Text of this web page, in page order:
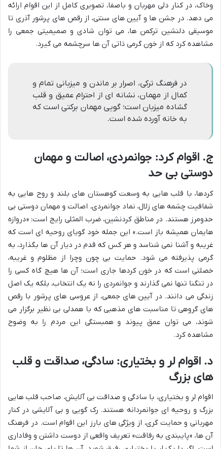
وخاک، در کنار دلی مهربان و باصفا، تصویری کامل از این اقوام ارائه
می دهد. در جشن ها و آیین های سنتی، از رقص های پرشور آذری تا
موسیقی دلنشین ترکمن ها، می توان شادی و صمیمیتی جمعی را
مشاهده کرد که از خون گرمی ذاتی آن ها سرچشمه می گیرد.
در فرهنگ ترکی، اصرار بر ماندن و میزبانی تمام و
کمال از مهمان، نشانه ای از احترام عمیق و قلب
گشاده میزبان است؛ گویی مهمان برکتی است که
به خانه آورده شده است.
ج. اقوام کرد: جوانمردی، اصالت و مهمان
دوستی بی حد
کردها، با قلب هایی به وسعت کوهستان های بلند و روح هایی به
شفافیت چشمه های زلال، نماد جوانمردی، اصالت و مهمان دوستی بی
حدومرز هستند. در مناطق کردنشین، ضرب المثلی رایج است: «دروازه
هایمان همیشه باز است.» این جمله خود گویای روحیه ای است که
غریبه و آشنا نمی شناسد و هر کس که قدم در دیار آن ها بگذارد، به
گرمی پذیرفته می شود. حمایت بی چون وچرا از مظلوم و غریبه،
خصلتی است که در خون کردها جاری است؛ آن ها هیچ گاه کسی را
در تنگنا تنها نمی گذارند و جوانمردی را نه یک انتخاب، بلکه یک اصل
زندگی می دانند. در آیین های جمعی، از عروسی های پرشور با رقص
های گروهی تا مناسبت های مذهبی که با همدلی بی نظیر برگزار می
شوند، می توان عمق پیوند و همبستگی این مردم را به وضوح
مشاهده کرد.
د. اقوام لر و بختیاری: سادگی، صداقت و قلب
های بزرگ
اقوام لر و بختیاری، با سادگی و صداقت بی آلایش، صاحب قلب هایی
بزرگ و روحیه ای جوانمردانه هستند. رک گویی و بی آلایشی در کنار
مهربانی و حمایت گری، از ویژگی های بارز این اقوام است. در فرهنگ
آن ها، «پایبندی به رفاقت» تعریف واقعی از دوست داشتن و وفاداری